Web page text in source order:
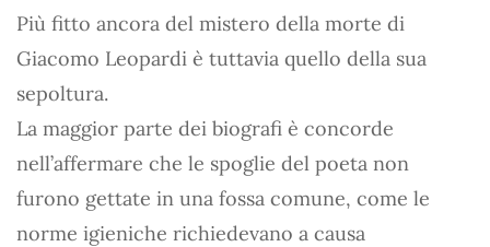
Più fitto ancora del mistero della morte di
Giacomo Leopardi è tuttavia quello della sua
sepoltura.
La maggior parte dei biografi è concorde
nell’affermare che le spoglie del poeta non
furono gettate in una fossa comune, come le
norme igieniche richiedevano a causa